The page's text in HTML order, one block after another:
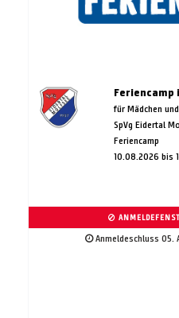
Feriencamp
für Mädchen
SpVg Eidertal
Feriencamp
10.08.2026 bis
Anmeldeschluss 05.